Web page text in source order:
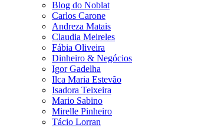
Blog do Noblat
Carlos Carone
Andreza Matais
Claudia Meireles
Fábia Oliveira
Dinheiro & Negócios
Igor Gadelha
Ilca Maria Estevão
Isadora Teixeira
Mario Sabino
Mirelle Pinheiro
Tácio Lorran